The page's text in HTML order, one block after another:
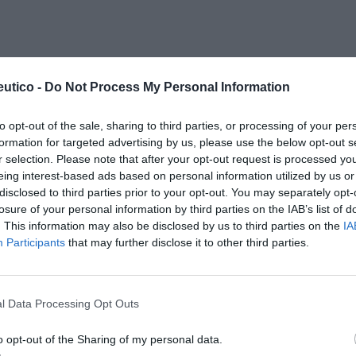
- Do Not Process My Personal Information
opt-out of the sale, sharing to third parties, or processing of your
for targeted advertising by us, please use the below opt-out
selection. Please note that after your opt-out request is processed
interest-based ads based on personal information utilized by us
to third parties prior to your opt-out. You may separately
of your personal information by third parties on the IAB’s list of
This information may also be disclosed by us to third parties on the
Participants that may further disclose it to other third parties.
Data Processing Opt Outs
opt-out of the Sharing of my personal data.
el equilibrio», señala Victor. Vivimos
constante. Intentamos abarcar el número
posible y organizamos la agenda al
así sentimos que no llegamos. Un círculo
estrés prolongado difícil de frenar.
la que todo es rápido. Tenemos que buscar
actividades que nos ayuden a ello»,
y el control son los mejores aliados
de nuestro día a día. Seguir una dieta
frecuente y actividades que permitan
prácticas efectivas para evitar caer en